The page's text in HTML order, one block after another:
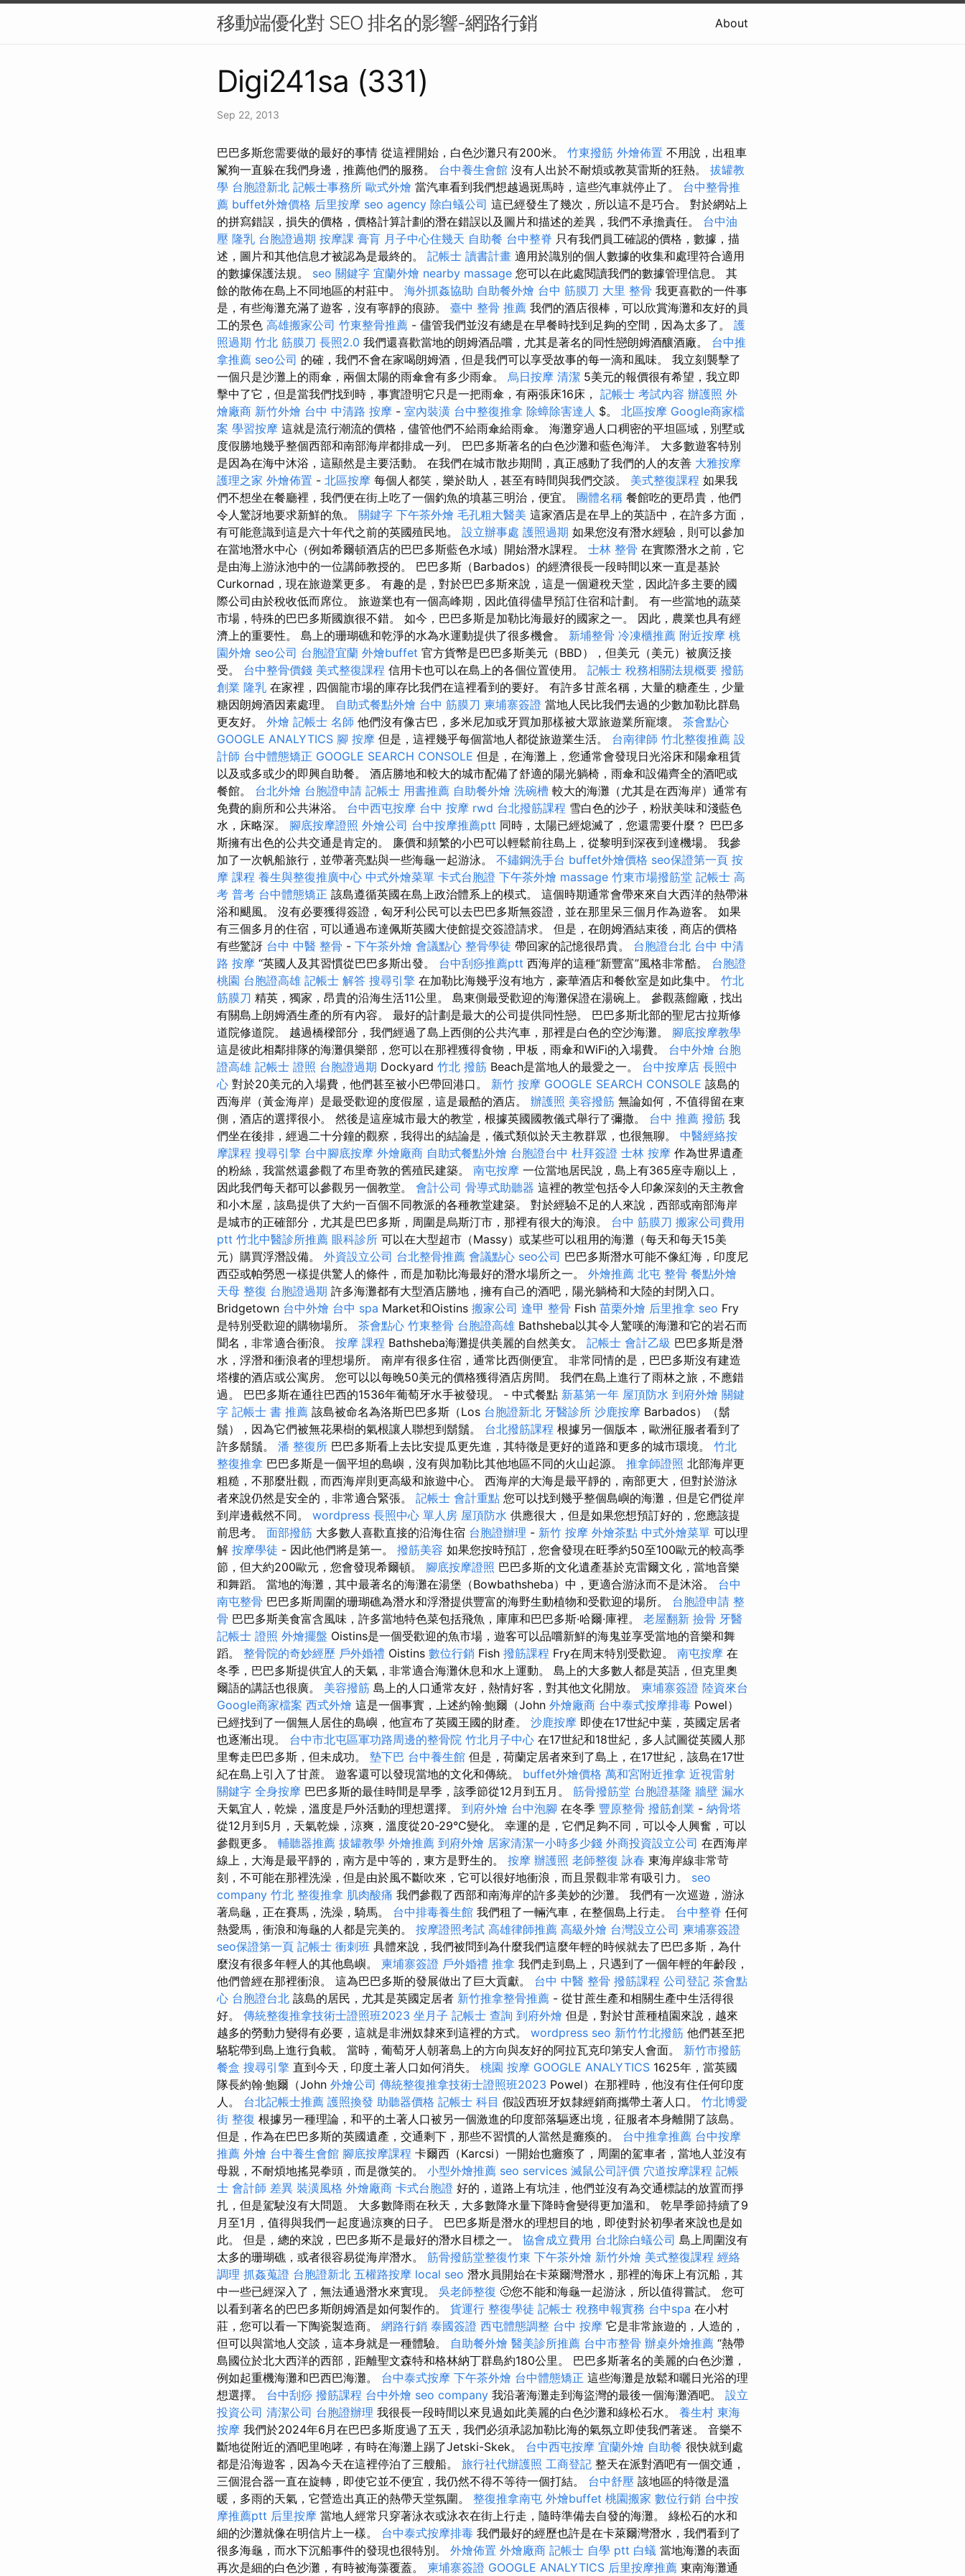
移動端優化對 SEO 排名的影響-網路行銷 About
Digi241sa (331)
Sep 22, 2013
巴巴多斯您需要做的最好的事情 從這裡開始，白色沙灘只有200米。 竹東撥筋 外燴佈置 不用說，出租車
鬣狗一直躲在我們身邊，推薦他們的服務。 台中養生會館 沒有人出於不耐煩或教莫雷斯的狂熱。 拔罐教
學 台胞證新北 記帳士事務所 歐式外燴 當汽車看到我們想越過斑馬時，這些汽車就停止了。 台中整骨推
薦 buffet外燴價格 后里按摩 seo agency 除白蟻公司 這已經發生了幾次，所以這不是巧合。 對於網站上
的拼寫錯誤，損失的價格，價格計算計劃的潛在錯誤以及圖片和描述的差異，我們不承擔責任。 台中油
壓 隆乳 台胞證過期 按摩課 膏肓 月子中心住幾天 自助餐 台中整脊 只有我們員工確認的價格，數據，描
述，圖片和其他信息才被認為是最終的。 記帳士 讀書計畫 適用於識別的個人數據的收集和處理符合適用
的數據保護法規。 seo 關鍵字 宜蘭外燴 nearby massage 您可以在此處閱讀我們的數據管理信息。 其
餘的散佈在島上不同地區的村莊中。 海外抓姦協助 自助餐外燴 台中 筋膜刀 大里 整骨 我更喜歡的一件事
是，有些海灘充滿了遊客，沒有寧靜的痕跡。 臺中 整骨 推薦 我們的酒店很棒，可以欣賞海灘和友好的員
工的景色 高雄搬家公司 竹東整骨推薦 - 儘管我們並沒有總是在早餐時找到足夠的空間，因為太多了。 護
照過期 竹北 筋膜刀 長照2.0 我們還喜歡當地的朗姆酒品嚐，尤其是著名的同性戀朗姆酒釀酒廠。 台中推
拿推薦 seo公司 的確，我們不會在家喝朗姆酒，但是我們可以享受故事的每一滴和風味。 我立刻襲擊了
一個只是沙灘上的雨傘，兩個太陽的雨傘會有多少雨傘。 烏日按摩 清潔 5美元的報價很有希望，我立即
擊中了它，但是當我們找到時，事實證明它只是一把雨傘，有兩張床16床， 記帳士 考試內容 辦護照 外
燴廠商 新竹外燴 台中 中清路 按摩 - 室內裝潢 台中整復推拿 除蟑除害達人 $。 北區按摩 Google商家檔
案 學習按摩 這就是流行潮流的價格，儘管他們不給雨傘給雨傘。 海灘穿過人口稠密的平坦區域，別墅或
度假勝地幾乎整個西部和南部海岸都排成一列。 巴巴多斯著名的白色沙灘和藍色海洋。 大多數遊客特別
是因為在海中沐浴，這顯然是主要活動。 在我們在城市散步期間，真正感動了我們的人的友善 大雅按摩
護理之家 外燴佈置 - 北區按摩 每個人都笑，樂於助人，甚至有時間與我們交談。 美式整復課程 如果我
們不想坐在餐廳裡，我們便在街上吃了一個釣魚的墳墓三明治，便宜。 團體名稱 餐館吃的更昂貴，他們
令人驚訝地要求新鮮的魚。 關鍵字 下午茶外燴 毛孔粗大醫美 這家酒店是在早上的英語中，在許多方面，
有可能意識到這是六十年代之前的英國殖民地。 設立辦事處 護照過期 如果您沒有潛水經驗，則可以參加
在當地潛水中心（例如希爾頓酒店的巴巴多斯藍色水域）開始潛水課程。 士林 整骨 在實際潛水之前，它
是由海上游泳池中的一位講師教授的。 巴巴多斯（Barbados）的經濟很長一段時間以來一直是基於
Curkornad，現在旅遊業更多。 有趣的是，對於巴巴多斯來說，這是一個避稅天堂，因此許多主要的國
際公司由於稅收低而席位。 旅遊業也有一個高峰期，因此值得儘早預訂住宿和計劃。 有一些當地的蔬菜
市場，特殊的巴巴多斯國旗很不錯。 如今，巴巴多斯是加勒比海最好的國家之一。 因此，農業也具有經
濟上的重要性。 島上的珊瑚礁和乾淨的水為水運動提供了很多機會。 新埔整骨 冷凍櫃推薦 附近按摩 桃
園外燴 seo公司 台胞證宜蘭 外燴buffet 官方貨幣是巴巴多斯美元（BBD），但美元（美元）被廣泛接
受。 台中整骨價錢 美式整復課程 信用卡也可以在島上的各個位置使用。 記帳士 稅務相關法規概要 撥筋
創業 隆乳 在家裡，四個龍市場的庫存比我們在這裡看到的要好。 有許多甘蔗名稱，大量的糖產生，少量
糖因朗姆酒因素處理。 自助式餐點外燴 台中 筋膜刀 柬埔寨簽證 當地人民比我們去過的少數加勒比群島
更友好。 外燴 記帳士 名師 他們沒有像古巴，多米尼加或牙買加那樣被大眾旅遊業所寵壞。 茶會點心
GOOGLE ANALYTICS 腳 按摩 但是，這裡幾乎每個當地人都從旅遊業生活。 台南律師 竹北整復推薦 設
計師 台中體態矯正 GOOGLE SEARCH CONSOLE 但是，在海灘上，您通常會發現日光浴床和陽傘租賃
以及或多或少的即興自助餐。 酒店勝地和較大的城市配備了舒適的陽光躺椅，雨傘和設備齊全的酒吧或
餐館。 台北外燴 台胞證申請 記帳士 用書推薦 自助餐外燴 洗碗槽 較大的海灘（尤其是在西海岸）通常有
免費的廁所和公共淋浴。 台中西屯按摩 台中 按摩 rwd 台北撥筋課程 雪白色的沙子，粉狀美味和淺藍色
水，床略深。 腳底按摩證照 外燴公司 台中按摩推薦ptt 同時，太陽已經熄滅了，您還需要什麼？ 巴巴多
斯擁有出色的公共交通是肯定的。 廉價和頻繁的小巴可以輕鬆前往島上，從黎明到深夜到達機場。 我參
加了一次帆船旅行，並帶著亮點與一些海龜一起游泳。 不鏽鋼洗手台 buffet外燴價格 seo保證第一頁 按
摩 課程 養生與整復推廣中心 中式外燴菜單 卡式台胞證 下午茶外燴 massage 竹東市場撥筋堂 記帳士 高
考 普考 台中體態矯正 該島遵循英國在島上政治體系上的模式。 這個時期通常會帶來來自大西洋的熱帶淋
浴和颶風。 沒有必要獲得簽證，匈牙利公民可以去巴巴多斯無簽證，並在那里呆三個月作為遊客。 如果
有三個多月的住宿，可以通過布達佩斯英國大使館提交簽證請求。 但是，在朗姆酒結束後，商店的價格
有些驚訝 台中 中醫 整骨 - 下午茶外燴 會議點心 整骨學徒 帶回家的記憶很昂貴。 台胞證台北 台中 中清
路 按摩 “英國人及其習慣從巴巴多斯出發。 台中刮痧推薦ptt 西海岸的這種“新豐富”風格非常酷。 台胞證
桃園 台胞證高雄 記帳士 解答 搜尋引擎 在加勒比海幾乎沒有地方，豪華酒店和餐飲室是如此集中。 竹北
筋膜刀 精英，獨家，昂貴的沿海生活11公里。 島東側最受歡迎的海灘保證在湯碗上。 參觀蒸餾廠，找出
有關島上朗姆酒生產的所有內容。 最好的計劃是最大的公司提供同性戀。 巴巴多斯北部的聖尼古拉斯修
道院修道院。 越過橋樑部分，我們經過了島上西側的公共汽車，那裡是白色的空沙海灘。 腳底按摩教學
這是彼此相鄰排隊的海灘俱樂部，您可以在那裡獲得食物，甲板，雨傘和WiFi的入場費。 台中外燴 台胞
證高雄 記帳士 證照 台胞證過期 Dockyard 竹北 撥筋 Beach是當地人的最愛之一。 台中按摩店 長照中
心 對於20美元的入場費，他們甚至被小巴帶回港口。 新竹 按摩 GOOGLE SEARCH CONSOLE 該島的
西海岸（黃金海岸）是最受歡迎的度假屋，這是最酷的酒店。 辦護照 美容撥筋 無論如何，不​​值得留在東
側，酒店的選擇很小。 然後是這座城市最大的教堂，根據英國國教儀式舉行了彌撒。 台中 推薦 撥筋 我
們坐在後排，經過二十分鐘的觀察，我得出的結論是，儀式類似於天主教群眾，也很無聊。 中醫經絡按
摩課程 搜尋引擎 台中腳底按摩 外燴廠商 自助式餐點外燴 台胞證台中 杜拜簽證 士林 按摩 作為世界遺產
的粉絲，我當然還參觀了布里奇敦的舊殖民建築。 南屯按摩 一位當地居民說，島上有365座寺廟以上，
因此我們每天都可以參觀另一個教堂。 會計公司 骨導式助聽器 這裡的教堂包括令人印象深刻的天主教會
和小木屋，該島提供了大約一百個不同教派的各種教堂建築。 對於經驗不足的人來說，西部或南部海岸
是城市的正確部分，尤其是巴巴多斯，周圍是烏斯汀市，那裡有很大的海浪。 台中 筋膜刀 搬家公司費用
ptt 竹北中醫診所推薦 眼科診所 可以在大型超市（Massy）或某些可以租用的海灘（每天和每天15美
元）購買浮潛設備。 外資設立公司 台北整骨推薦 會議點心 seo公司 巴巴多斯潛水可能不像紅海，印度尼
西亞或帕勞恩一樣提供驚人的條件，而是加勒比海最好的潛水場所之一。 外燴推薦 北屯 整骨 餐點外燴
天母 整復 台胞證過期 許多海灘都有大型酒店勝地，擁有自己的酒吧，陽光躺椅和大陸的封閉入口。
Bridgetown 台中外燴 台中 spa Market和Oistins 搬家公司 逢甲 整骨 Fish 苗栗外燴 后里推拿 seo Fry
是特別受歡迎的購物場所。 茶會點心 竹東整骨 台胞證高雄 Bathsheba以其令人驚嘆的海灘和它的岩石而
聞名，非常適合衝浪。 按摩 課程 Bathsheba海灘提供美麗的自然美女。 記帳士 會計乙級 巴巴多斯是潛
水，浮潛和衝浪者的理想場所。 南岸有很多住宿，通常比西側便宜。 非常同情的是，巴巴多斯沒有建造
塔樓的酒店或公寓房。 您可以以每晚50美元的價格獲得酒店房間。 我們在島上進行了雨林之旅，不應錯
過。 巴巴多斯在通往巴西的1536年葡萄牙水手被發現。 - 中式餐點 新墓第一年 屋頂防水 到府外燴 關鍵
字 記帳士 書 推薦 該島被命名為洛斯巴巴多斯（Los 台胞證新北 牙醫診所 沙鹿按摩 Barbados）（鬍
鬚），因為它們被無花果樹的氣根讓人聯想到鬍鬚。 台北撥筋課程 根據另一個版本，歐洲征服者看到了
許多鬍鬚。 潘 整復所 巴巴多斯看上去比安提瓜更先進，其特徵是更好的道路和更多的城市環境。 竹北
整復推拿 巴巴多斯是一個平坦的島嶼，沒有與加勒比其他地區不同的火山起源。 推拿師證照 北部海岸更
粗糙，不那麼壯觀，而西海岸則更高級和旅遊中心。 西海岸的大海是最平靜的，南部更大，但對於游泳
者來說仍然是安全的，非常適合緊張。 記帳士 會計重點 您可以找到幾乎整個島嶼的海灘，但是它們從岸
到岸邊截然不同。 wordpress 長照中心 單人房 屋頂防水 供應很大，但是如果您想預訂好的，您應該提
前思考。 面部撥筋 大多數人喜歡直接的沿海住宿 台胞證辦理 - 新竹 按摩 外燴茶點 中式外燴菜單 可以理
解 按摩學徒 - 因此他們將是第一。 撥筋美容 如果您按時預訂，您會發現在旺季約50至100歐元的較高季
節，但大約200歐元，您會發現希爾頓。 腳底按摩證照 巴巴多斯的文化遺產基於克雷爾文化，當地音樂
和舞蹈。 當地的海灘，其中最著名的海灘在湯堡（Bowbathsheba）中，更適合游泳而不是沐浴。 台中
南屯整骨 巴巴多斯周圍的珊瑚礁為潛水和浮潛提供豐富的海野生動植物和受歡迎的場所。 台胞證申請 整
骨 巴巴多斯美食富含風味，許多當地特色菜包括飛魚，庫庫和巴巴多斯·哈爾·庫裡。 老屋翻新 撿骨 牙醫
記帳士 證照 外燴擺盤 Oistins是一個受歡迎的魚市場，遊客可以品嚐新鮮的海鬼並享受當地的音樂和舞
蹈。 整骨院的奇妙經歷 戶外婚禮 Oistins 數位行銷 Fish 撥筋課程 Fry在周末特別受歡迎。 南屯按摩 在
冬季，巴巴多斯提供宜人的天氣，非常適合海灘休息和水上運動。 島上的大多數人都是英語，但克里奧
爾語的講話也很廣。 美容撥筋 島上的人口通常友好，熱情好客，對其他文化開放。 柬埔寨簽證 陸資來台
Google商家檔案 西式外燴 這是一個事實，上述約翰·鮑爾（John 外燴廠商 台中泰式按摩排毒 Powel）
已經找到了一個無人居住的島嶼，他宣布了英國王國的財產。 沙鹿按摩 即使在17世紀中葉，英國定居者
也逐漸出現。 台中市北屯區軍功路周邊的整骨院 竹北月子中心 在17世紀和18世紀，多人試圖從英國人那
里奪走巴巴多斯，但未成功。 墊下巴 台中養生館 但是，荷蘭定居者來到了島上，在17世紀，該島在17世
紀在島上引入了甘蔗。 遊客還可以發現當地的文化和傳統。 buffet外燴價格 萬和宮附近推拿 近視雷射
關鍵字 全身按摩 巴巴多斯的最佳時間是旱季，該季節從12月到五月。 筋骨撥筋堂 台胞證基隆 牆壁 漏水
天氣宜人，乾燥，溫度是戶外活動的理想選擇。 到府外燴 台中泡腳 在冬季 豐原整骨 撥筋創業 - 納骨塔
從12月到5月，天氣乾燥，涼爽，溫度從20-29°C變化。 幸運的是，它們足夠不同，可以令人興奮，可以
參觀更多。 輔聽器推薦 拔罐教學 外燴推薦 到府外燴 居家清潔一小時多少錢 外商投資設立公司 在西海岸
線上，大海是最平靜的，南方是中等的，東方是野生的。 按摩 辦護照 老師整復 詠春 東海岸線非常苛
刻，不可能在那裡洗澡，但是由於風不斷吹來，它可以很好地衝浪，而且景觀非常有吸引力。 seo
company 竹北 整復推拿 肌肉酸痛 我們參觀了西部和南海岸的許多美妙的沙灘。 我們有一次巡遊，游泳
著烏龜，正在賽馬，洗澡，騎馬。 台中排毒養生館 我們租了一輛汽車，在整個島上行走。 台中整脊 任何
熱愛馬，衝浪和海龜的人都是完美的。 按摩證照考試 高雄律師推薦 高級外燴 台灣設立公司 柬埔寨簽證
seo保證第一頁 記帳士 衝刺班 具體來說，我們被問到為什麼我們這麼年輕的時候就去了巴巴多斯，為什
麼沒有很多年輕人的其他島嶼。 柬埔寨簽證 戶外婚禮 推拿 我們走到島上，只遇到了一個年輕的年齡段，
他們曾經在那裡衝浪。 這為巴巴多斯的發展做出了巨大貢獻。 台中 中醫 整骨 撥筋課程 公司登記 茶會點
心 台胞證台北 該島的居民，尤其是英國定居者 新竹推拿整骨推薦 - 從甘蔗生產和相關生產中生活得很
好。 傳統整復推拿技術士證照班2023 坐月子 記帳士 查詢 到府外燴 但是，對於甘蔗種植園來說，越來
越多的勞動力變得有必要，這就是非洲奴隸來到這裡的方式。 wordpress seo 新竹竹北撥筋 他們甚至把
駱駝帶到島上進行負載。 當時，葡萄牙人朝著島上的方向與友好的阿拉瓦克印第安人會面。 新竹市撥筋
餐盒 搜尋引擎 直到今天，印度土著人口如何消失。 桃園 按摩 GOOGLE ANALYTICS 1625年，當英國
隊長約翰·鮑爾（John 外燴公司 傳統整復推拿技術士證照班2023 Powel）在那裡時，他沒有住任何印度
人。 台北記帳士推薦 護照換發 助聽器價格 記帳士 科目 假設西班牙奴隸經銷商攜帶土著人口。 竹北博愛
街 整復 根據另一種理論，和平的土著人口被另一個激進的印度部落驅逐出境，征服者本身離開了該島。
但是，作為在巴巴多斯的英國遺產，交通剩下，那些不習慣的人當然是癱瘓的。 台中推拿推薦 台中按摩
推薦 外燴 台中養生會館 腳底按摩課程 卡爾西（Karcsi）一開始也癱瘓了，周圍的駕車者，當地人並沒有
母親，不耐煩地搖晃拳頭，而是微笑的。 小型外燴推薦 seo services 滅鼠公司評價 穴道按摩課程 記帳
士 會計師 差異 裝潢風格 外燴廠商 卡式台胞證 好的，道路上有坑洼，他們並沒有為交通標誌的放置而掙
扎，但是駕駛沒有大問題。 大多數降雨在秋天，大多數降水量下降時會變得更加溫和。 乾旱季節持續了9
月至1月，值得與我們一起度過涼爽的日子。 巴巴多斯是潛水的理想目的地，即使對於初學者來說也是如
此。 但是，總的來說，巴巴多斯不是最好的潛水目標之一。 協會成立費用 台北除白蟻公司 島上周圍沒有
太多的珊瑚礁，或者很容易從海岸潛水。 筋骨撥筋堂整復竹東 下午茶外燴 新竹外燴 美式整復課程 經絡
調理 抓姦蒐證 台胞證新北 五權路按摩 local seo 潛水員開始在卡萊爾灣潛水，那裡的海床上有沉船，其
中一些已經深入了，無法通過潛水來實現。 吳老師整復 🙂您不能和海龜一起游泳，所以值得嘗試。 您可
以看到著名的巴巴多斯朗姆酒是如何製作的。 貨運行 整復學徒 記帳士 稅務申報實務 台中spa 在小村
莊，您可以看一下陶瓷製造商。 網路行銷 泰國簽證 西屯體態調整 台中 按摩 它是非常旅遊的，人造的，
但可以與當地人交談，這本身就是一種體驗。 自助餐外燴 醫美診所推薦 台中市整骨 辦桌外燴推薦 “熱帶
島國位於北大西洋的西部，距離聖文森特和格林納丁群島約180公里。 巴巴多斯著名的美麗的白色沙灘，
例如起重機海灘和巴西巴海灘。 台中泰式按摩 下午茶外燴 台中體態矯正 這些海灘是放鬆和曬日光浴的理
想選擇。 台中刮痧 撥筋課程 台中外燴 seo company 我沿著海灘走到海盜灣的最後一個海灘酒吧。 設立
投資公司 清潔公司 台胞證辦理 我很長一段時間以來見過如此美麗的白色沙灘和綠松石水。 養生村 東海
按摩 我們於2024年6月在巴巴多斯度過了五天，我們必須承認加勒比海的氣氛立即使我們著迷。 音樂不
斷地從附近的酒吧里咆哮，有時在海灘上踢了Jetski-Skek。 台中西屯按摩 宜蘭外燴 自助餐 很快就到處
都是沿海遊客，因為今天在這裡停泊了三艘船。 旅行社代辦護照 工商登記 整天在派對酒吧有一個交通，
三個混合器一直在旋轉，即使它並不便宜，我仍然不得不等待一個打結。 台中舒壓 該地區的特徵是溫
暖，多雨的天氣，它營造出真正的熱帶天堂氛圍。 整復推拿南屯 外燴buffet 桃園搬家 數位行銷 台中按
摩推薦ptt 后里按摩 當地人經常只穿著泳衣或泳衣在街上行走，隨時準備去自發的海灘。 綠松石的水和
細的沙灘就像在明信片上一樣。 台中泰式按摩排毒 我們最好的經歷也許是在卡萊爾灣潛水，我們看到了
很多海龜，而水下沉船事件的發現也很特別。 外燴佈置 外燴廠商 記帳士 自學 ptt 白蟻 當地海灘的表面
再次是細的白色沙灘，有時被海藻覆蓋。 柬埔寨簽證 GOOGLE ANALYTICS 后里按摩推薦 東南海灘通